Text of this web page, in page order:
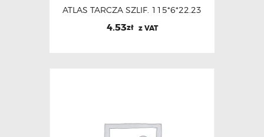
ATLAS TARCZA SZLIF. 115*6*22.23
4.53zł z VAT